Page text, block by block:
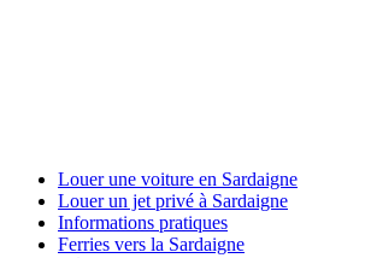
Louer une voiture en Sardaigne
Louer un jet privé à Sardaigne
Informations pratiques
Ferries vers la Sardaigne